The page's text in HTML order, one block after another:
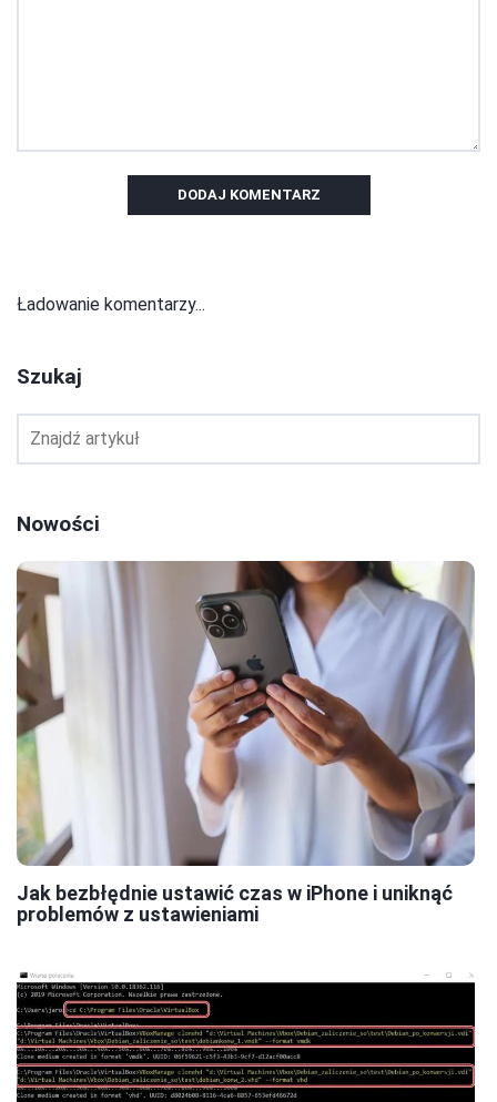
DODAJ KOMENTARZ
Ładowanie komentarzy...
Szukaj
Nowości
Jak bezbłędnie ustawić czas w iPhone i uniknąć
problemów z ustawieniami